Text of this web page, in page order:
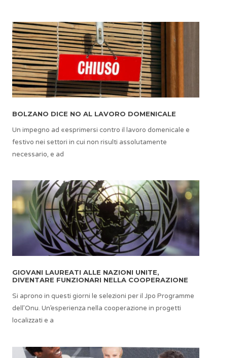
BOLZANO DICE NO AL LAVORO DOMENICALE
Un impegno ad «esprimersi contro il lavoro domenicale e
festivo nei settori in cui non risulti assolutamente
necessario, e ad
GIOVANI LAUREATI ALLE NAZIONI UNITE,
DIVENTARE FUNZIONARI NELLA COOPERAZIONE
Si aprono in questi giorni le selezioni per il Jpo Programme
dell’Onu. Un’esperienza nella cooperazione in progetti
localizzati e a